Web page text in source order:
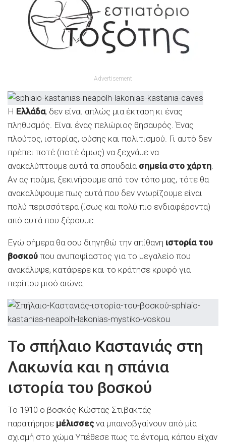
Advertisement
Η Ελλάδα, δεν είναι απλώς μια έκταση κι ένας
πληθυσμός. Είναι ένας πελώριος θησαυρός. Ένας
πλούτος, ιστορίας, φύσης και πολιτισμού. Γι αυτό δεν
πρέπει ποτέ (ποτέ όμως) να ξεχνάμε να
ανακαλύπτουμε αυτά τα σπουδαία σημεία στο χάρτη
Αν ας πούμε, ξεκινήσουμε από τον τόπο μας, τότε θα
ανακαλύψουμε πως αυτά που δεν γνωρίζουμε είναι
πολύ περισσότερα (ίσως και πολύ πιο ενδιαφέροντα)
από αυτά που ξέρουμε.
Εγώ σήμερα θα σου διηγηθώ την απίθανη ιστορία του
βοσκού που ανυποψίαστος για το μεγαλείο που
ανακάλυψε, κατάφερε και το κράτησε κρυφό για
περίπου μισό αιώνα.
Το σπήλαιο Καστανιάς στη
Λακωνία και η σπάνια
ιστορία του βοσκού
Το 1910 ο βοσκός Κώστας Στιβακτάς
παρατήρησε μέλισσεςνα μπαινοβγαίνουν από μία
σχισμή στο χώμα Υπέθεσε πως τα έντομα, κάπου είχαν